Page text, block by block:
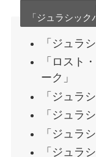
「ジュラシッ
「ジュラ
「ロスト
ーク」
「ジュラ
「ジュラ
「ジュラ
「ジュラ